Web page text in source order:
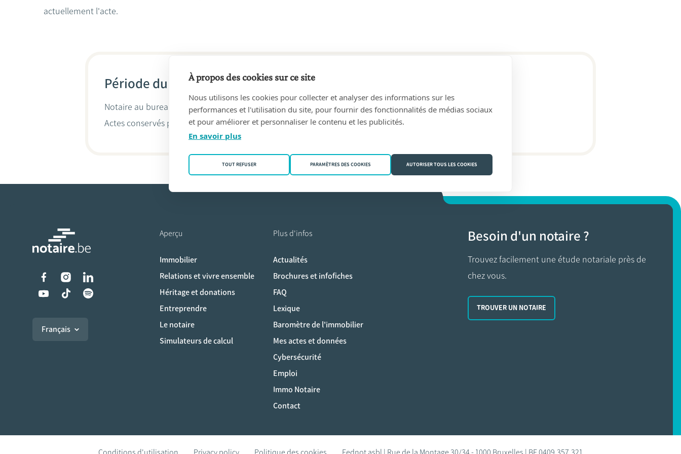
actuellement l'acte.
Période du 23/04/2002 au aujourd'hui
Notaire au bureau Marc WILMUS et Ludovic du BUS de WARNAFFE, notaires associés(1040 Etterbeek)
Actes conservés par
Marc Wilmus
Liens vers les réseaux sociaux
Français
Aperçu
Immobilier
Relations et vivre ensemble
Héritage et donations
Entreprendre
Le notaire
Simulateurs de calcul
Plus d'infos
Actualités
Brochures et infofiches
FAQ
Lexique
Baromètre de l'immobilier
Mes actes et données
Cybersécurité
Emploi
Immo Notaire
Contact
Besoin d'un notaire ?
Trouvez facilement une étude notariale près de
chez vous.
TROUVER UN NOTAIRE
À propos des cookies sur ce site
Nous utilisons les cookies pour collecter et analyser des informations sur les
performances et l'utilisation du site, pour fournir des fonctionnalités de médias sociaux
et pour améliorer et personnaliser le contenu et les publicités.
En savoir plus
TOUT REFUSER PARAMÈTRES DES COOKIES AUTORISER TOUS LES COOKIES